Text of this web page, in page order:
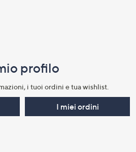
profilo​
i tuoi ordini e tua wishlist.​
I miei ordini